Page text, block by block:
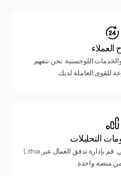
العملاء
والخدمات اللوجستية. نحن نتفهم
للقوى العاملة لديك.
التحليلات
برج تحكم للتنقل في الضواحي. قم بإدارة تدفق العمال عبر Lithia